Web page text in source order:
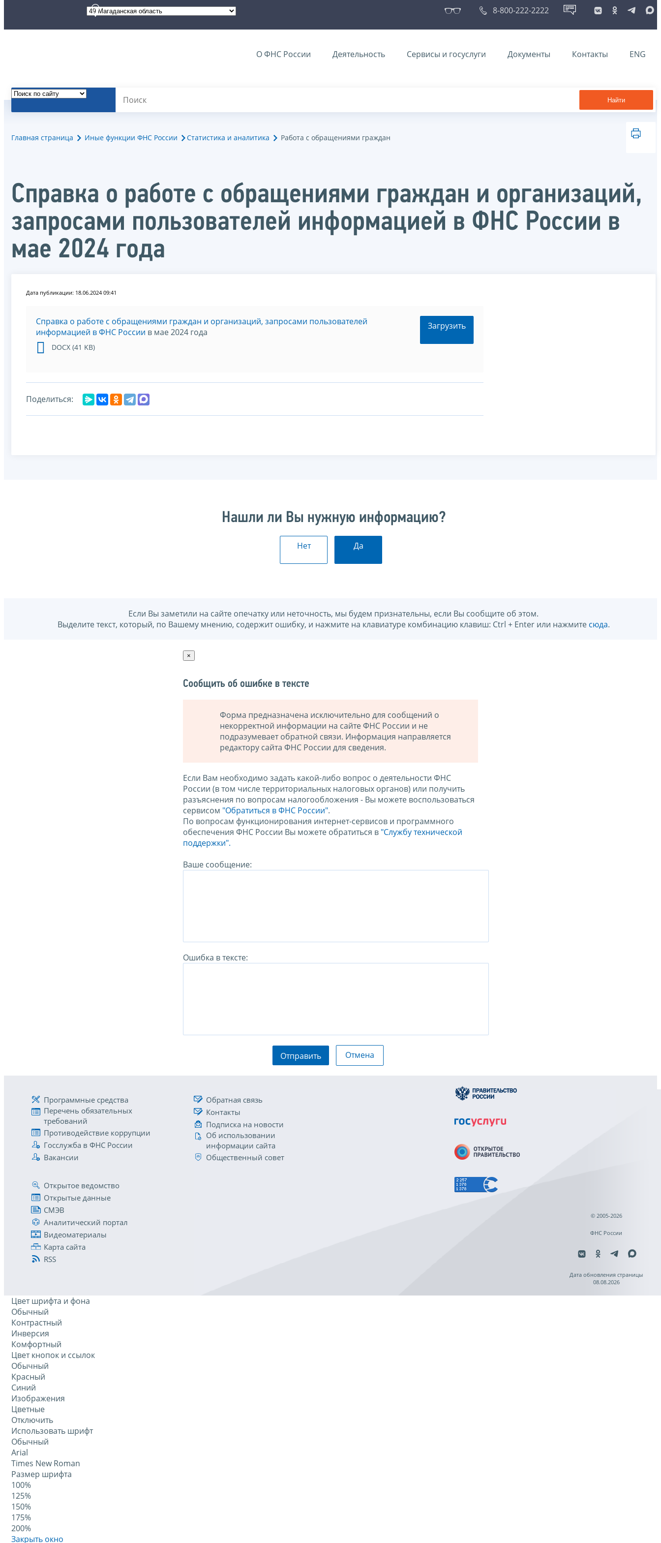
8-800-222-2222
О ФНС России Деятельность Сервисы и госуслуги Документы Контакты ENG
Найти
Главная страница Иные функции ФНС России Статистика и аналитика Работа с обращениями граждан
Справка о работе с обращениями граждан и организаций,
запросами пользователей информацией в ФНС России в
мае 2024 года
Дата публикации: 18.06.2024 09:41
Справка о работе с обращениями граждан и организаций, запросами пользователей
информацией в ФНС России в мае 2024 года
DOCX (41 KB)
Загрузить
Поделиться:
Нашли ли Вы нужную информацию?
Нет Да
Если Вы заметили на сайте опечатку или неточность, мы будем признательны, если Вы сообщите об этом.
Выделите текст, который, по Вашему мнению, содержит ошибку, и нажмите на клавиатуре комбинацию клавиш: Ctrl + Enter или нажмите сюда.
×
Сообщить об ошибке в тексте
Форма предназначена исключительно для сообщений о
некорректной информации на сайте ФНС России и не
подразумевает обратной связи. Информация направляется
редактору сайта ФНС России для сведения.
Если Вам необходимо задать какой-либо вопрос о деятельности ФНС
России (в том числе территориальных налоговых органов) или получить
разъяснения по вопросам налогообложения - Вы можете воспользоваться
сервисом "Обратиться в ФНС России".
По вопросам функционирования интернет-сервисов и программного
обеспечения ФНС России Вы можете обратиться в "Службу технической
поддержки".
Ваше сообщение:
Ошибка в тексте:
Отправить Отмена
Программные средства
Перечень обязательных
требований
Противодействие коррупции
Госслужба в ФНС России
Вакансии
Обратная связь
Контакты
Подписка на новости
Об использовании
информации сайта
Общественный совет
Открытое ведомство
Открытые данные
СМЭВ
Аналитический портал
Видеоматериалы
Карта сайта
RSS
© 2005-2026
ФНС России
Дата обновления страницы
08.08.2026
Цвет шрифта и фона
Обычный
Контрастный
Инверсия
Комфортный
Цвет кнопок и ссылок
Обычный
Красный
Синий
Изображения
Цветные
Отключить
Использовать шрифт
Обычный
Arial
Times New Roman
Размер шрифта
100%
125%
150%
175%
200%
Закрыть окно